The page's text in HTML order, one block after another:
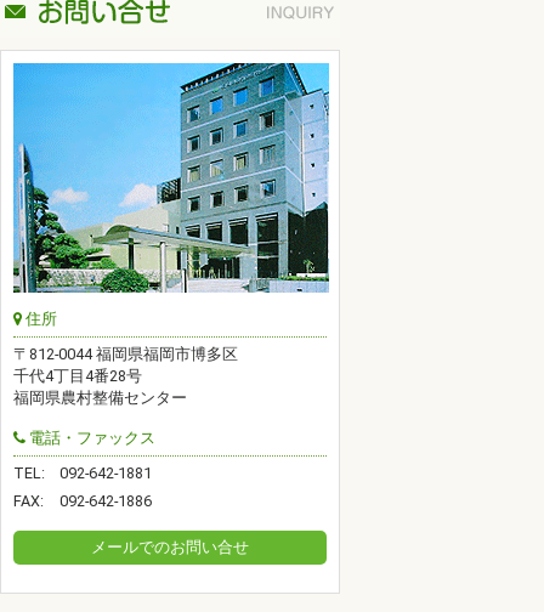
住所
〒812-0044 福岡県福岡市博多区
千代4丁目4番28号
福岡県農村整備センター
電話・ファックス
TEL:
092-642-1881
FAX:
092-642-1886
メールでのお問い合せ